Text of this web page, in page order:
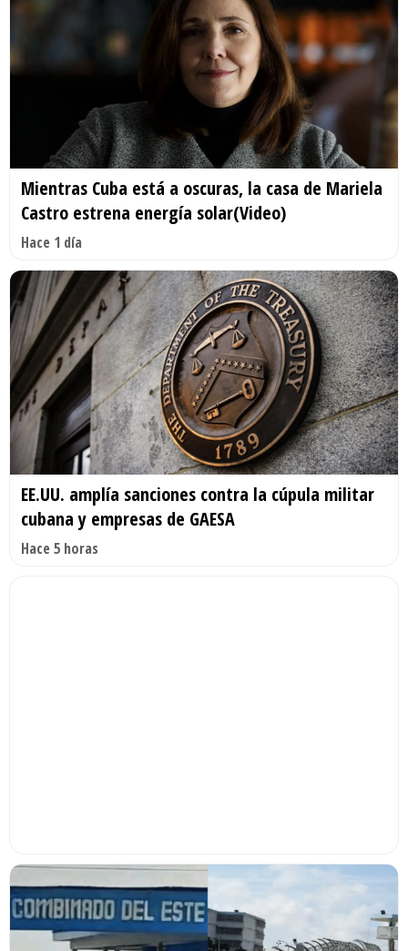
Mientras Cuba está a oscuras, la casa de Mariela
Castro estrena energía solar(Video)
Hace 1 día
EE.UU. amplía sanciones contra la cúpula militar
cubana y empresas de GAESA
Hace 5 horas